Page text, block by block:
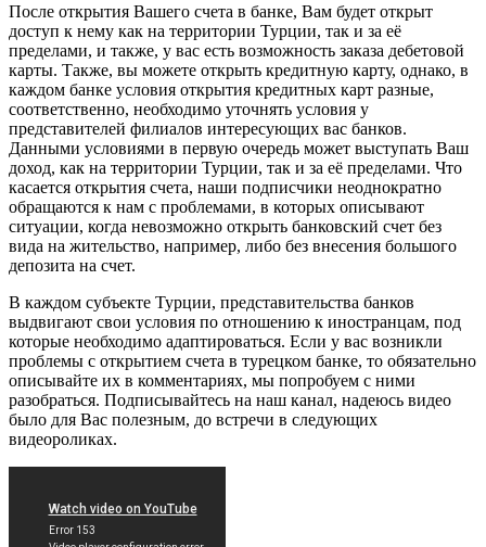
После открытия Вашего счета в банке, Вам будет открыт
доступ к нему как на территории Турции, так и за её
пределами, и также, у вас есть возможность заказа дебетовой
карты. Также, вы можете открыть кредитную карту, однако, в
каждом банке условия открытия кредитных карт разные,
соответственно, необходимо уточнять условия у
представителей филиалов интересующих вас банков.
Данными условиями в первую очередь может выступать Ваш
доход, как на территории Турции, так и за её пределами. Что
касается открытия счета, наши подписчики неоднократно
обращаются к нам с проблемами, в которых описывают
ситуации, когда невозможно открыть банковский счет без
вида на жительство, например, либо без внесения большого
депозита на счет.
В каждом субъекте Турции, представительства банков
выдвигают свои условия по отношению к иностранцам, под
которые необходимо адаптироваться. Если у вас возникли
проблемы с открытием счета в турецком банке, то обязательно
описывайте их в комментариях, мы попробуем с ними
разобраться. Подписывайтесь на наш канал, надеюсь видео
было для Вас полезным, до встречи в следующих
видеороликах.